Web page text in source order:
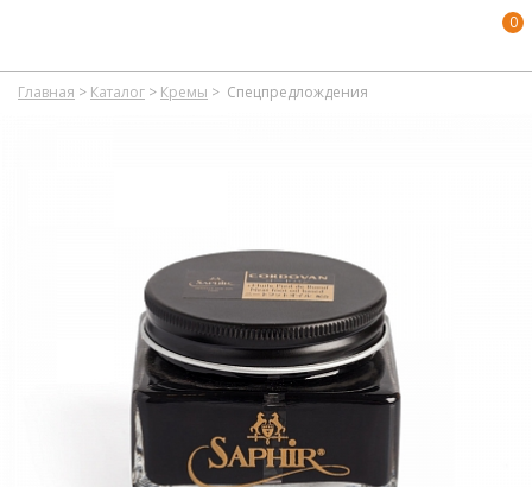
0
Главная > Каталог > Кремы > Спецпредлождения